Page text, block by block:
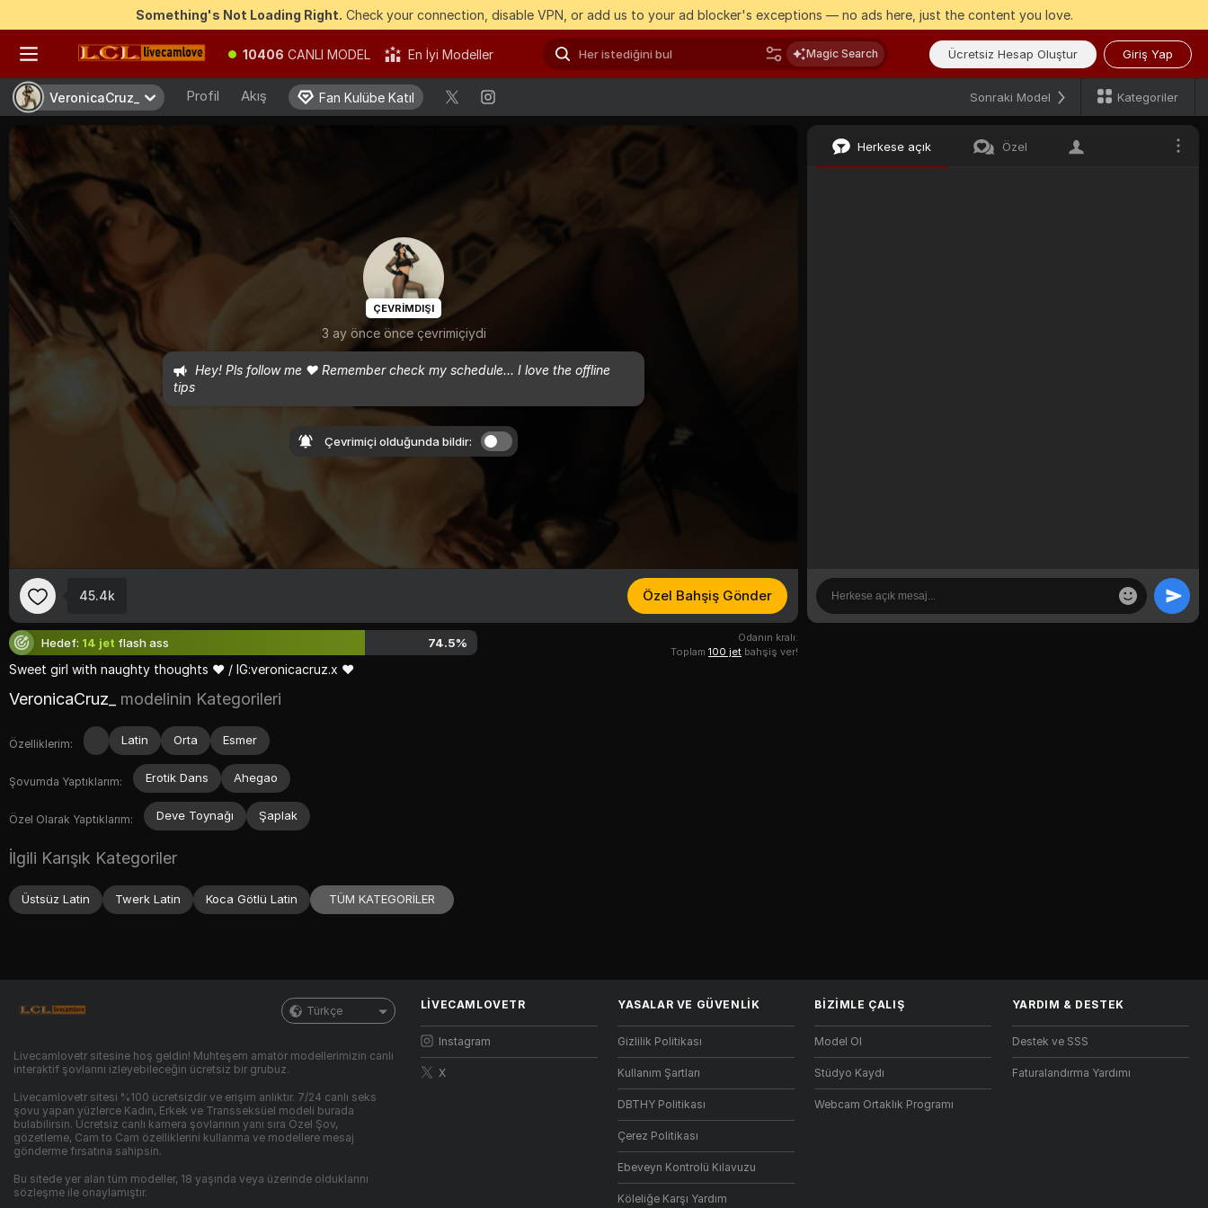
Something's Not Loading Right. Check your connection, disable VPN, or add us to your ad blocker's exceptions — no ads here, just the content you love.
10406 CANLI MODEL En İyi Modeller Magic Search Ücretsiz Hesap Oluştur Giriş Yap
VeronicaCruz_ Profil Akış Fan Kulübe Katıl
VeronicaCruz_ Fan Kulübe Katıl Sonraki Model Kategoriler
ÇEVRIMDIŞI
3 ay önce önce çevrimiçiydi
Hey! Pls follow me ♥ Remember check my schedule... I love the offline
tips
Çevrimiçi olduğunda bildir:
45.4k Özel Bahşiş Gönder
Hedef: 14 jet flash ass 74.5%
Sweet girl with naughty thoughts ♥ ​​/ IG:veronicacruz.x ♥
Odanın kralı:
Toplam 100 jet bahşiş ver!
Herkese açık Özel
VeronicaCruz_ modelinin Kategorileri
Özelliklerim: Latin Orta Esmer
Şovumda Yaptıklarım: Erotik Dans Ahegao
Özel Olarak Yaptıklarım: Deve Toynağı Şaplak
İlgili Karışık Kategoriler
Üstsüz Latin Twerk Latin Koca Götlü Latin TÜM KATEGORİLER
Türkçe
Livecamlovetr sitesine hoş geldin! Muhteşem amatör modellerimizin canlı
interaktif şovlarını izleyebileceğin ücretsiz bir grubuz.
Livecamlovetr sitesi %100 ücretsizdir ve erişim anlıktır. 7/24 canlı seks
şovu yapan yüzlerce Kadın, Erkek ve Transseksüel modeli burada
bulabilirsin. Ücretsiz canlı kamera şovlarının yanı sıra Özel Şov,
gözetleme, Cam to Cam özelliklerini kullanma ve modellere mesaj
gönderme fırsatına sahipsin.
Bu sitede yer alan tüm modeller, 18 yaşında veya üzerinde olduklarını
sözleşme ile onaylamıştır.
LIVECAMLOVETR
Instagram
X
YASALAR VE GÜVENLIK
Gizlilik Politikası
Kullanım Şartları
DBTHY Politikası
Çerez Politikası
Ebeveyn Kontrolü Kılavuzu
Köleliğe Karşı Yardım
BIZIMLE ÇALIŞ
Model Ol
Stüdyo Kaydı
Webcam Ortaklık Programı
YARDIM & DESTEK
Destek ve SSS
Faturalandırma Yardımı